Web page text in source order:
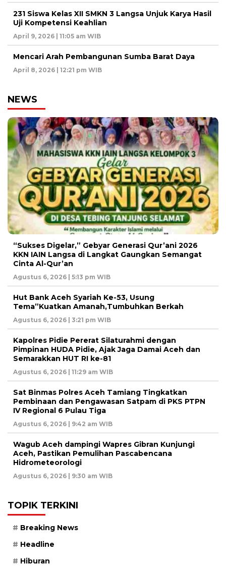
231 Siswa Kelas XII SMKN 3 Langsa Unjuk Karya Hasil
Uji Kompetensi Keahlian
April 9, 2026 | 11:05 am WIB
Mencari Arah Pembangunan Sumba Barat Daya
April 8, 2026 | 12:21 pm WIB
NEWS
“Sukses Digelar,” Gebyar Generasi Qur’ani 2026
KKN IAIN Langsa di Langkat Gaungkan Semangat
Cinta Al-Qur’an
Agustus 6, 2026 | 5:13 pm WIB
Hut Bank Aceh Syariah Ke-53, Usung
Tema”Kuatkan Amanah,Tumbuhkan Berkah
Agustus 6, 2026 | 3:21 pm WIB
Kapolres Pidie Pererat Silaturahmi dengan
Pimpinan HUDA Pidie, Ajak Jaga Damai Aceh dan
Semarakkan HUT RI ke-81
Agustus 6, 2026 | 11:29 am WIB
Sat Binmas Polres Aceh Tamiang Tingkatkan
Pembinaan dan Pengawasan Satpam di PKS PTPN
IV Regional 6 Pulau Tiga
Agustus 6, 2026 | 9:42 am WIB
Wagub Aceh dampingi Wapres Gibran Kunjungi
Aceh, Pastikan Pemulihan Pascabencana
Hidrometeorologi
Agustus 6, 2026 | 9:30 am WIB
TOPIK TERKINI
Breaking News
Headline
Hiburan